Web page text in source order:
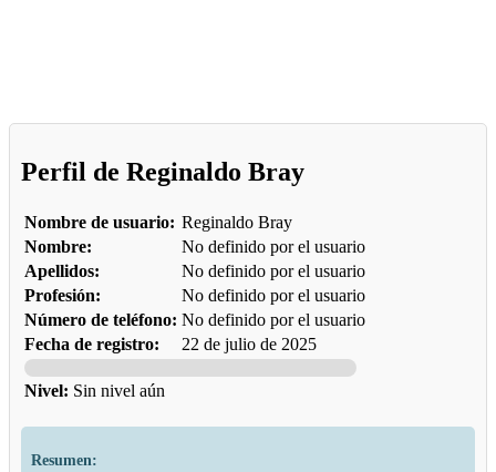
Perfil de Reginaldo Bray
Nombre de usuario: Reginaldo Bray
Nombre:
No definido por el usuario
Apellidos:
No definido por el usuario
Profesión:
No definido por el usuario
Número de teléfono: No definido por el usuario
Fecha de registro:
22 de julio de 2025
Nivel: Sin nivel aún
Resumen: